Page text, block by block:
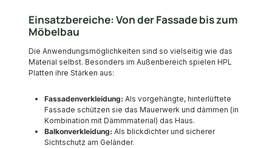
Einsatzbereiche: Von der Fassade bis zum
Möbelbau
Die Anwendungsmöglichkeiten sind so vielseitig wie das
Material selbst. Besonders im Außenbereich spielen HPL
Platten ihre Stärken aus:
Fassadenverkleidung: Als vorgehängte, hinterlüftete
Fassade schützen sie das Mauerwerk und dämmen (in
Kombination mit Dämmmaterial) das Haus.
Balkonverkleidung: Als blickdichter und sicherer
Sichtschutz am Geländer.